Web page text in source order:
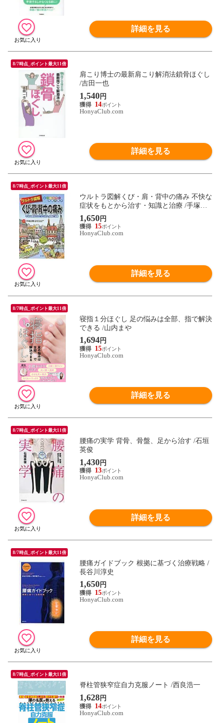
詳細を見る
8/7時点_ポイント最大11倍
肩こり博士の最新肩こり解消法鎖骨ほぐし
/吉田一也
1,540円
14
HonyaClub.com
詳細を見る
8/7時点_ポイント最大11倍
ウルトラ図解くび・肩・背中の痛み 不快な
症状をもとから治す・知識と治療 /手塚正
樹
1,650円
15
HonyaClub.com
詳細を見る
8/7時点_ポイント最大11倍
寝指１分ほぐし 足の悩みは全部、指で解決
できる /山内まや
1,694円
15
HonyaClub.com
詳細を見る
8/7時点_ポイント最大11倍
腰痛の実学 背骨、骨盤、足から治す /石垣
英俊
1,430円
13
HonyaClub.com
詳細を見る
8/7時点_ポイント最大11倍
腰痛ガイドブック 根拠に基づく治療戦略 /
長谷川淳史
1,650円
15
HonyaClub.com
詳細を見る
8/7時点_ポイント最大11倍
脊柱管狭窄症自力克服ノート /西良浩一
1,628円
14
HonyaClub.com